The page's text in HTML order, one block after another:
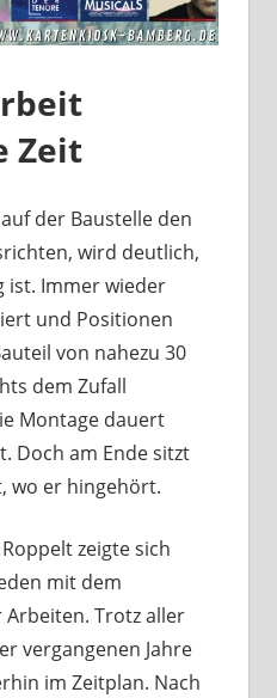
Zeit
der Baustelle den
wird deutlich,
ist. Immer wieder
und Positionen
von nahezu 30
dem Zufall
Montage dauert
Doch am Ende sitzt
wo er hingehört.
zeigte sich
mit dem
Trotz aller
vergangenen Jahre
im Zeitplan. Nach